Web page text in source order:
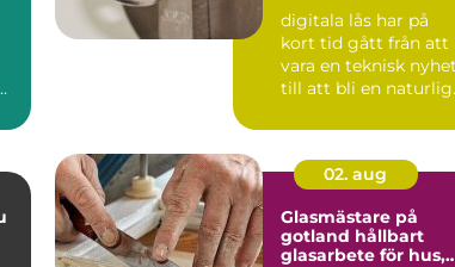
digitala lås har på
kort tid gått från att
vara en teknisk
till att bli en naturlig
02. aug
Glasmästare på
gotland hållbart
glasarbete för hus,